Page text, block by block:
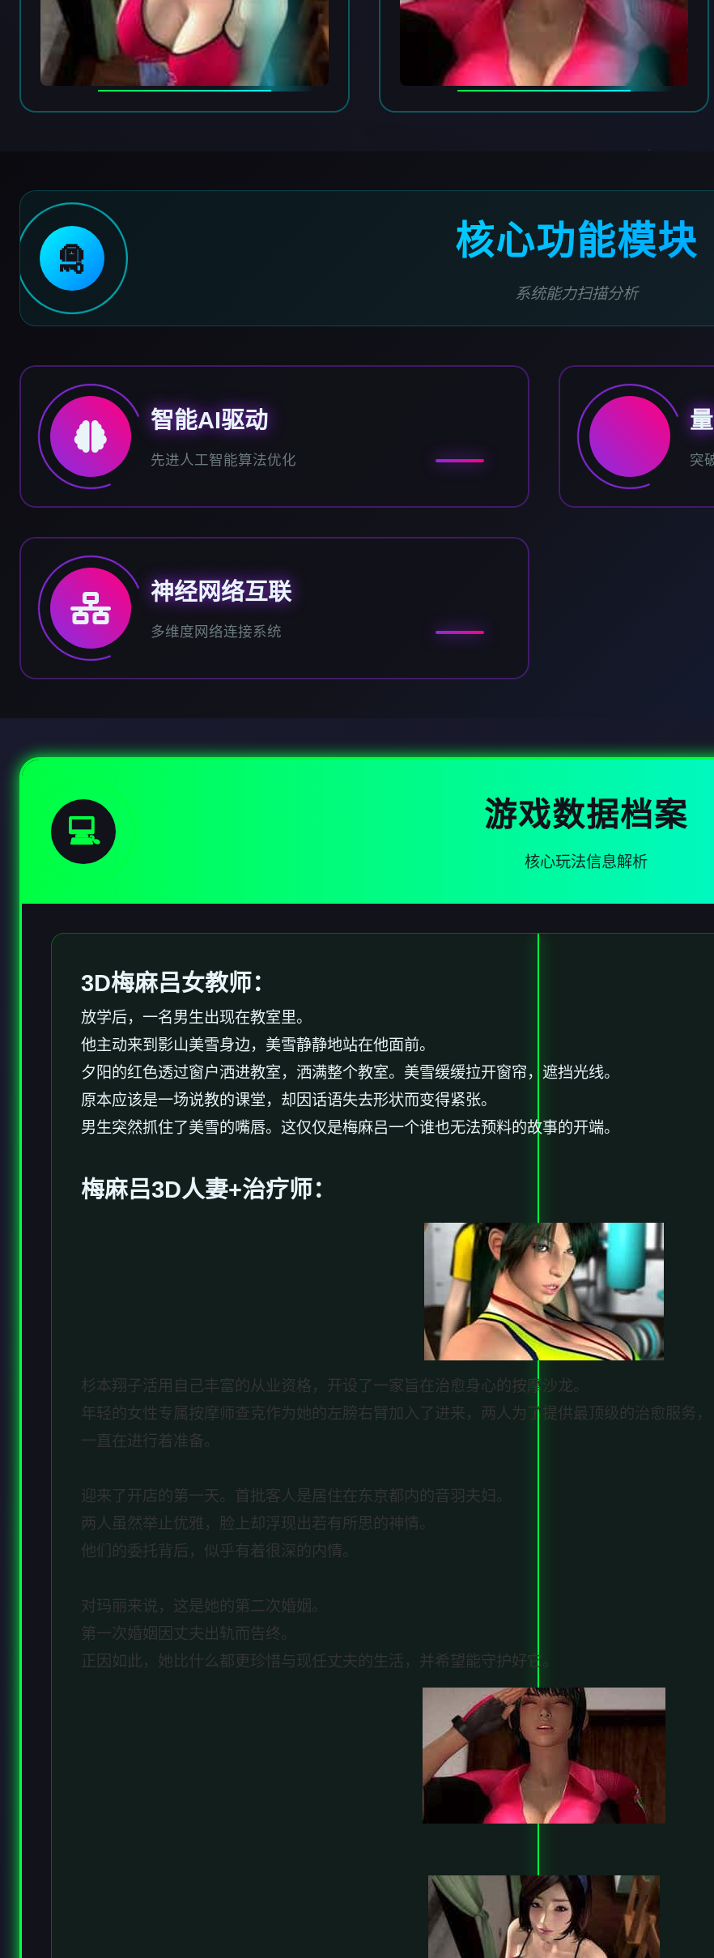
🛅 核心功能模块
系统能力扫描分析
智能AI驱动
先进人工智能算法优化 突
神经网络互联
多维度网络连接系统
💻 游戏数据档案
核心玩法信息解析
3D梅麻吕女教师：
放学后，一名男生出现在教室里。
他主动来到影山美雪身边，美雪静静地站在他面前。
夕阳的红色透过窗户洒进教室，洒满整个教室。美雪缓缓拉开窗帘，遮挡光线。
原本应该是一场说教的课堂，却因话语失去形状而变得紧张。
男生突然抓住了美雪的嘴唇。这仅仅是梅麻吕一个谁也无法预料的故事的开端。
梅麻吕3D人妻+治疗师：
杉本翔子活用自己丰富的从业资格，开设了一家旨在治愈身心的按摩沙龙。
年轻的女性专属按摩师查克作为她的左膀右臂加入了进来，两人为了提供最顶级的治愈服务，
一直在进行着准备。
迎来了开店的第一天。首批客人是居住在东京都内的音羽夫妇。
两人虽然举止优雅，脸上却浮现出若有所思的神情。
他们的委托背后，似乎有着很深的内情。
对玛丽来说，这是她的第二次婚姻。
第一次婚姻因丈夫出轨而告终。
正因如此，她比什么都更珍惜与现任丈夫的生活，并希望能守护好它。